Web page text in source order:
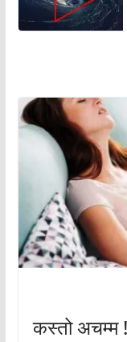
कस्तो अचम्म !